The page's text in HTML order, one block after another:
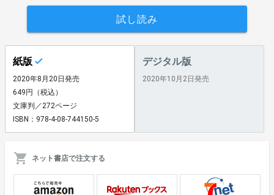
試し読み
紙版
2020年8月20日発売
649円（税込）
文庫判／272ページ
ISBN：978-4-08-744150-5
デジタル版
2020年10月2日発売
ネット書店で注文する